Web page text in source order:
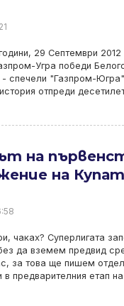
29 Септември 2012
Угра победи
спечели "Газпром-
отпреди
на
на
чаках? Суперлигата
да вземем предвид
за това ще пишем
етап